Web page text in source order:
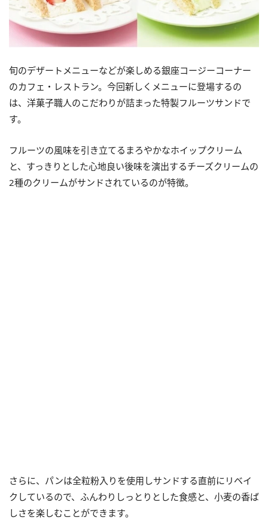
旬のデザートメニューなどが楽しめる銀座コージーコーナー
のカフェ・レストラン。今回新しくメニューに登場するの
は、洋菓子職人のこだわりが詰まった特製フルーツサンドで
す。
フルーツの風味を引き立てるまろやかなホイップクリーム
と、すっきりとした心地良い後味を演出するチーズクリームの
2種のクリームがサンドされているのが特徴。
さらに、パンは全粒粉入りを使用しサンドする直前にリベイ
クしているので、ふんわりしっとりとした食感と、小麦の香ば
しさを楽しむことができます。